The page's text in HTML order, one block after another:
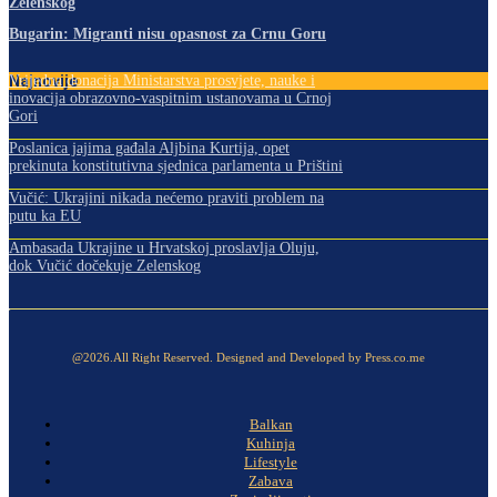
Bugarin: Migranti nisu opasnost za Crnu Goru
Najnovije
Vrijedna donacija Ministarstva prosvjete, nauke i
inovacija obrazovno-vaspitnim ustanovama u Crnoj
Gori
Poslanica jajima gađala Aljbina Kurtija, opet
prekinuta konstitutivna sjednica parlamenta u Prištini
Vučić: Ukrajini nikada nećemo praviti problem na
putu ka EU
Ambasada Ukrajine u Hrvatskoj proslavlja Oluju,
dok Vučić dočekuje Zelenskog
@2026.All Right Reserved. Designed and Developed by Press.co.me
Balkan
Kuhinja
Lifestyle
Zabava